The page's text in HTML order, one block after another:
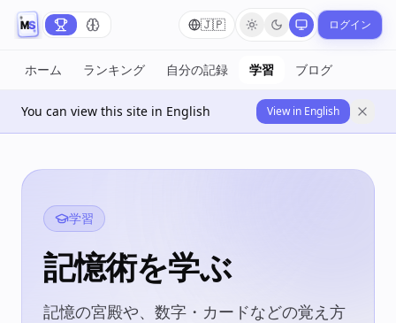
🇯🇵 ログイン
ホーム ランキング 自分の記録 学習 ブログ
You can view this site in English View in English
学習
記憶術を学ぶ
記憶の宮殿や、数字・カードなどの覚え方